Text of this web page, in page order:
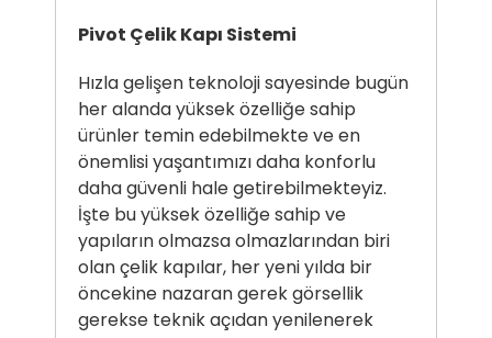
Pivot Çelik Kapı Sistemi
Hızla gelişen teknoloji sayesinde bugün
her alanda yüksek özelliğe sahip
ürünler temin edebilmekte ve en
önemlisi yaşantımızı daha konforlu
daha güvenli hale getirebilmekteyiz.
İşte bu yüksek özelliğe sahip ve
yapıların olmazsa olmazlarından biri
olan çelik kapılar, her yeni yılda bir
öncekine nazaran gerek görsellik
gerekse teknik açıdan yenilenerek